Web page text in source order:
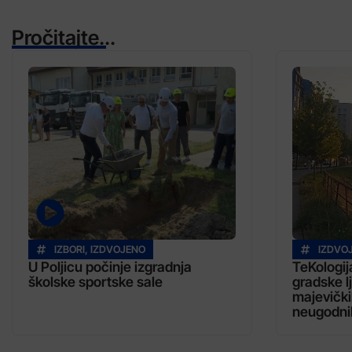
Pročitajte...
IZBORI, IZDVOJENO
U Poljicu počinje izgradnja
školske sportske sale
gradske